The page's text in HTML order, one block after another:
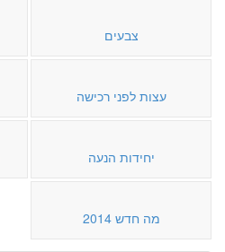
צבעים
עצות לפני רכישה
יחידות הנעה
מה חדש 2014